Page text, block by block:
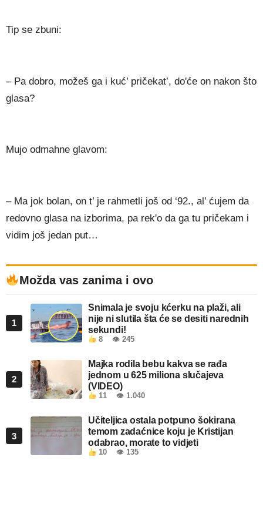
Tip se zbuni:
– Pa dobro, možeš ga i kuć’ pričekat’, do'će on nakon što
glasa?
Mujo odmahne glavom:
– Ma jok bolan, on t’ je rahmetli još od ‘92., al’ ćujem da
redovno glasa na izborima, pa rek'o da ga tu pričekam i
vidim još jedan put…
Možda vas zanima i ovo
1
Snimala je svoju kćerku na plaži, ali
nije ni slutila šta će se desiti narednih
sekundi!
8 👁 245
2
Majka rodila bebu kakva se rađa
jednom u 625 miliona slučajeva
(VIDEO)
11 👁 1.040
3
Učiteljica ostala potpuno šokirana
temom zadaćnice koju je Kristijan
odabrao, morate to vidjeti
10 👁 135